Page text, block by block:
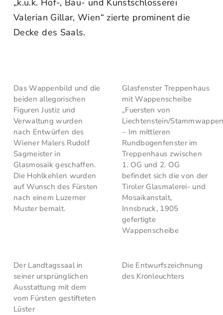
„k.u.k. Hof-, Bau- und Kunstschlosserei
Valerian Gillar, Wien“ zierte prominent die
Decke des Saals.
Das Wappenbild und die
beiden allegorischen
Figuren Justiz und
Verwaltung wurden
nach Entwürfen des
Wiener Malers Rudolf
Sagmeister in
Glasmosaik geschaffen.
Die Hohlkehlen wurden
auf Wunsch des Fürsten
nach einem Luzerner
Muster bemalt.
Glasfenster Treppenhaus
mit Wappenscheibe
„Fuersten von
Liechtenstein/
– Im mittleren
Rundbogenfenster im
Treppenhaus zwischen
1. OG und 2. OG
befindet sich die von der
Tiroler Glasmalerei- und
Mosaikanstalt,
Innsbruck, 1905
gefertigte
Wappenscheibe
Der Landtagssaal in
seiner ursprünglichen
Ausstattung mit dem
vom Fürsten gestifteten
Lüster
Die Entwurfszeichnung
des Kronleuchters